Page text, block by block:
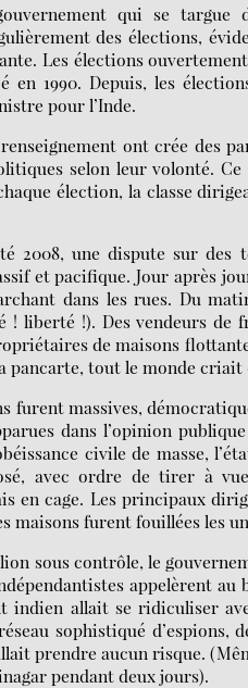
qui se
des élections,
Les élections
en 1990. Depuis, les
pour l’Inde.
renseignement ont crée des
selon leur volonté.
élection, la classe
2008, une dispute sur des
et pacifique. Jour après
dans les rues. Du
! liberté !). Des vendeurs de
de maisons
pancarte, tout le monde
furent massives,
dans l’opinion
civile de masse,
avec ordre de tirer à
en cage. Les principaux
maisons furent fouillées les
sous contrôle, le
appelèrent
indien allait se ridiculiser
sophistiqué
prendre aucun risque.
pendant deux jours).